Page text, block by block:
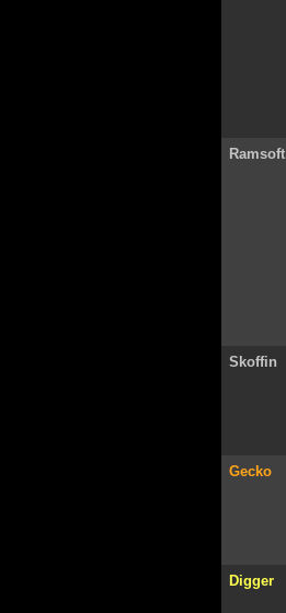
Ramsoft
Skoffin
Gecko
Digger